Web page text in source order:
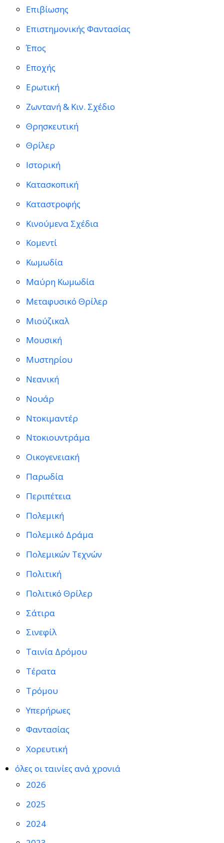
Επιβίωσης
Επιστημονικής Φαντασίας
Έπος
Εποχής
Ερωτική
Ζωντανή & Κιν. Σχέδιο
Θρησκευτική
Θρίλερ
Ιστορική
Κατασκοπική
Καταστροφής
Κινούμενα Σχέδια
Κομεντί
Κωμωδία
Μαύρη Κωμωδία
Μεταφυσικό Θρίλερ
Μιούζικαλ
Μουσική
Μυστηρίου
Νεανική
Νουάρ
Ντοκιμαντέρ
Ντοκιουντράμα
Οικογενειακή
Παρωδία
Περιπέτεια
Πολεμική
Πολεμικό Δράμα
Πολεμικών Τεχνών
Πολιτική
Πολιτικό Θρίλερ
Σάτιρα
Σινεφίλ
Ταινία Δρόμου
Τέρατα
Τρόμου
Υπερήρωες
Φαντασίας
Χορευτική
όλες οι ταινίες ανά χρονιά
2026
2025
2024